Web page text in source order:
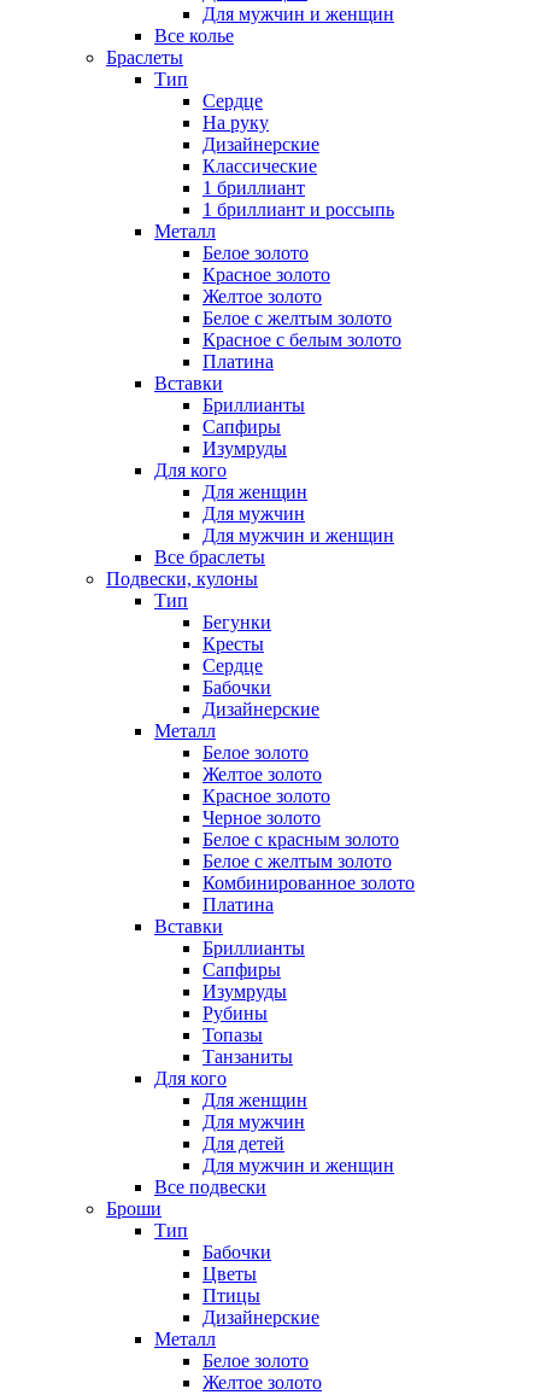
Для мужчин и женщин
Все колье
Браслеты
Тип
Сердце
На руку
Дизайнерские
Классические
1 бриллиант
1 бриллиант и россыпь
Металл
Белое золото
Красное золото
Желтое золото
Белое с желтым золото
Красное с белым золото
Платина
Вставки
Бриллианты
Сапфиры
Изумруды
Для кого
Для женщин
Для мужчин
Для мужчин и женщин
Все браслеты
Подвески, кулоны
Тип
Бегунки
Кресты
Сердце
Бабочки
Дизайнерские
Металл
Белое золото
Желтое золото
Красное золото
Черное золото
Белое с красным золото
Белое с желтым золото
Комбинированное золото
Платина
Вставки
Бриллианты
Сапфиры
Изумруды
Рубины
Топазы
Танзаниты
Для кого
Для женщин
Для мужчин
Для детей
Для мужчин и женщин
Все подвески
Броши
Тип
Бабочки
Цветы
Птицы
Дизайнерские
Металл
Белое золото
Желтое золото